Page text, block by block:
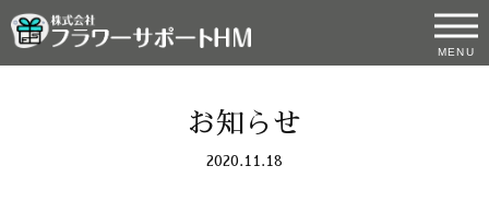
お知らせ
2020.11.18
MENU